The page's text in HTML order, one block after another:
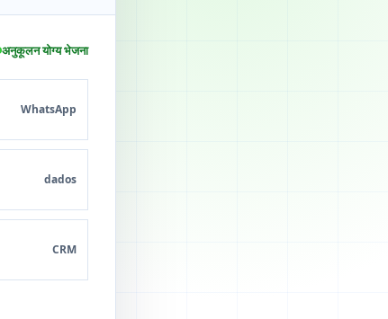
अनुकूलन योग्य भेजना
WhatsApp
dados
CRM